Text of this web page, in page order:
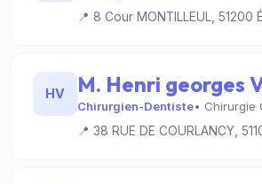
📍 8 Cour MONTILLEUL, 51200
HV M. Henri georges
Chirurgien-Dentiste• Chirurgie
📍 38 RUE DE COURLANCY,